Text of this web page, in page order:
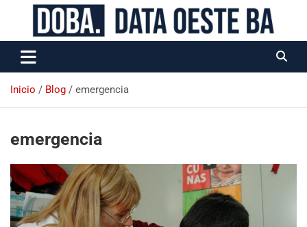
Data Oeste BA
Inicio Blog emergencia
emergencia